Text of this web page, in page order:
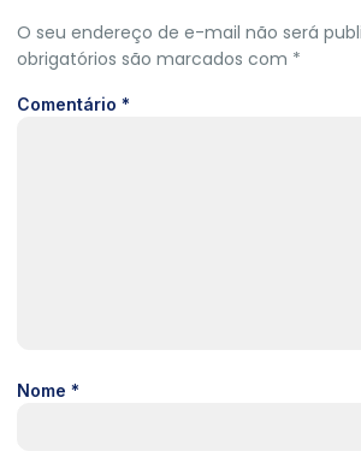
O seu endereço de e-mail não será
obrigatórios são marcados com *
Comentário *
Nome *